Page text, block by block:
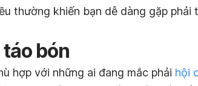
thường khiến bạn dễ dàng gặp phải
bón
hợp với những ai đang mắc phải hội